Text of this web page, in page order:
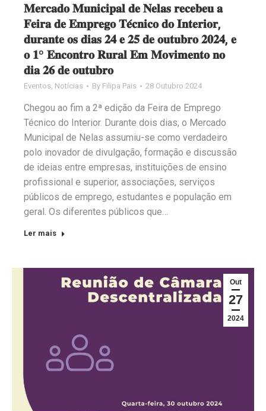
𝐌𝐞𝐫𝐜𝐚𝐝𝐨 𝐌𝐮𝐧𝐢𝐜𝐢𝐩𝐚𝐥 𝐝𝐞 𝐍𝐞𝐥𝐚𝐬 𝐫𝐞𝐜𝐞𝐛𝐞𝐮 𝐚
𝐅𝐞𝐢𝐫𝐚 𝐝𝐞 𝐄𝐦𝐩𝐫𝐞𝐠𝐨 𝐓𝐞́𝐜𝐧𝐢𝐜𝐨 𝐝𝐨 𝐈𝐧𝐭𝐞𝐫𝐢𝐨𝐫,
𝐝𝐮𝐫𝐚𝐧𝐭𝐞 𝐨𝐬 𝐝𝐢𝐚𝐬 𝟐𝟒 𝐞 𝟐𝟓 𝐝𝐞 𝐨𝐮𝐭𝐮𝐛𝐫𝐨 𝟐𝟎𝟐𝟒, 𝐞
𝐨 𝟏º 𝐄𝐧𝐜𝐨𝐧𝐭𝐫𝐨 𝐑𝐮𝐫𝐚𝐥 𝐄𝐦 𝐌𝐨𝐯𝐢𝐦𝐞𝐧𝐭𝐨 𝐧𝐨
𝐝𝐢𝐚 𝟐𝟔 𝐝𝐞 𝐨𝐮𝐭𝐮𝐛𝐫𝐨
Eventos Notícias By Filipa Pais 28 Outubro 2024
Chegou ao fim a 2ª edição da Feira de Emprego
Técnico do Interior. Durante dois dias, o Mercado
Municipal de Nelas assumiu-se como verdadeiro
polo inovador de divulgação, formação e discussão
de ideias entre empresas, instituições de ensino
profissional e superior, associações, serviços
públicos de emprego, estudantes e população em
geral. Os diferentes públicos que…
Ler mais
Out
27
2024